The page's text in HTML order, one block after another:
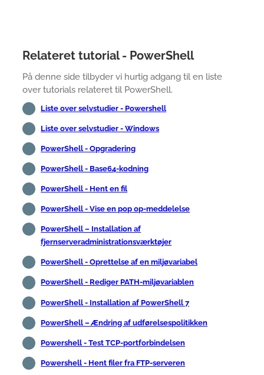
Relateret tutorial - PowerShell
På denne side tilbyder vi hurtig adgang til en liste
over tutorials relateret til PowerShell.
Liste over selvstudier - Powershell
Liste over selvstudier - Windows
PowerShell - Opgradering
PowerShell - Base64-kodning
PowerShell - Hent en fil
PowerShell - Vise en pop op-meddelelse
PowerShell – Installation af
fjernserveradministrationsværktøjer
PowerShell - Oprettelse af en miljøvariabel
PowerShell - Rediger PATH-miljøvariablen
PowerShell - Installation af PowerShell 7
PowerShell – Ændring af udførelsespolitikken
Powershell - Test TCP-portforbindelsen
Powershell - Hent filer fra FTP-serveren